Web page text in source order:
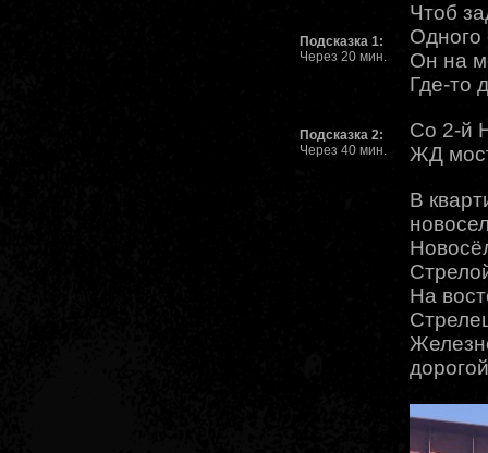
Подсказка 1:
Через 20 мин.
Чтоб
Одного
Он на
Где-то
Подсказка 2:
Через 40 мин.
Со 2-й
ЖД
В
На